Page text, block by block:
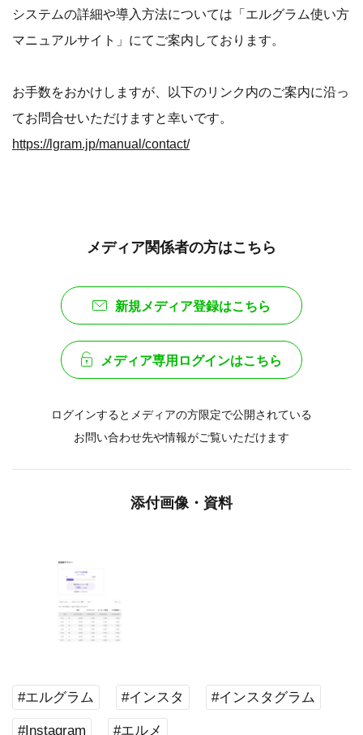
システムの詳細や導入方法については「エルグラム使い方
マニュアルサイト」にてご案内しております。
お手数をおかけしますが、以下のリンク内のご案内に沿っ
てお問合せいただけますと幸いです。
https://lgram.jp/manual/contact/
メディア関係者の方はこちら
新規メディア登録はこちら
メディア専用ログインはこちら
ログインするとメディアの方限定で公開されている
お問い合わせ先や情報がご覧いただけます
添付画像・資料
#エルグラム #インスタ #インスタグラム
#Instagram #エルメ